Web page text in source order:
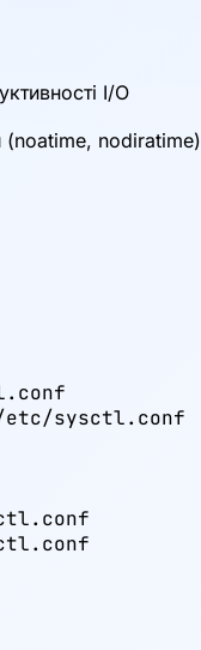
I/O
(noatime, nodiratime)
etc/sysctl.conf